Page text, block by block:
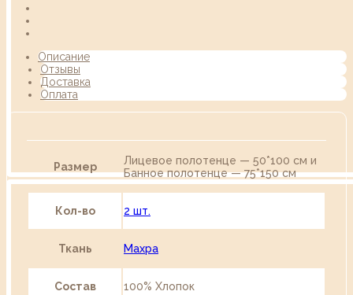
Описание
Отзывы
Доставка
Оплата
Размер
Лицевое полотенце — 50*100 см и
Банное полотенце — 75*150 см
Кол-во 2 шт.
Ткань Махра
Состав 100% Хлопок